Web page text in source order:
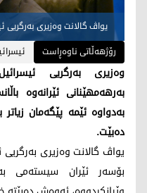
یواڤ گالانت وەزیری بەرگریی
رۆژهەڵاتی ناوەڕاست
وەزیری بەرگریی
بەرهەمهێنانی ئێرانەوە
بەدواوە ئێمە پێگەمان
دەبێت.
یواڤ گالانت وەزیری بەرگریی
بۆسەر ئێران سیستەمی